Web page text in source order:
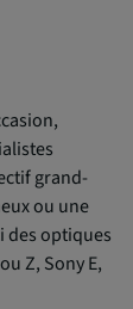
grand-
ou une
des optiques
Z, Sony E,